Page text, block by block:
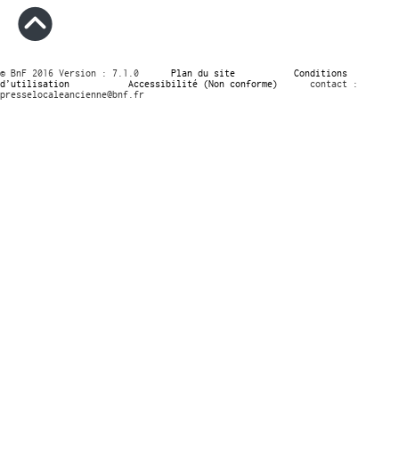
© BnF 2016 Version : 7.1.0 Plan du site
Conditions
d’utilisation
Accessibilité (Non conforme)
contact :
presselocaleancienne@bnf.fr